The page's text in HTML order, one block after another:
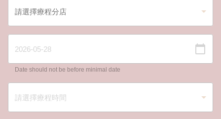
Date should not be before minimal date